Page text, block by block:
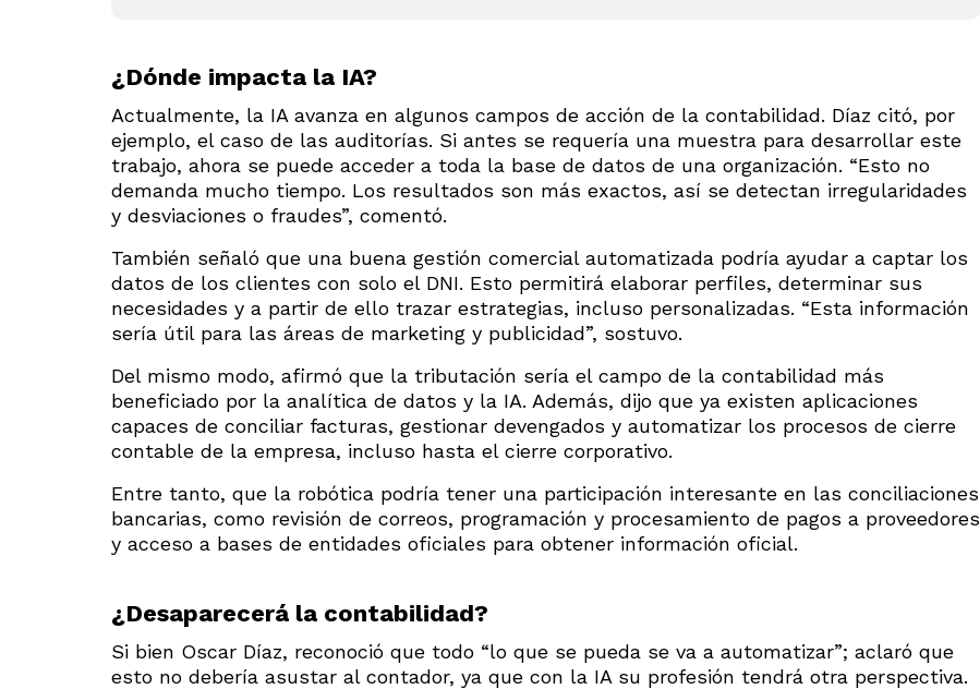
¿Dónde impacta la IA?
Actualmente, la IA avanza en algunos campos de acción de la contabilidad. Díaz citó, por
ejemplo, el caso de las auditorías. Si antes se requería una muestra para desarrollar este
trabajo, ahora se puede acceder a toda la base de datos de una organización. “Esto no
demanda mucho tiempo. Los resultados son más exactos, así se detectan irregularidades
y desviaciones o fraudes”, comentó.
También señaló que una buena gestión comercial automatizada podría ayudar a captar los
datos de los clientes con solo el DNI. Esto permitirá elaborar perfiles, determinar sus
necesidades y a partir de ello trazar estrategias, incluso personalizadas. “Esta información
sería útil para las áreas de marketing y publicidad”, sostuvo.
Del mismo modo, afirmó que la tributación sería el campo de la contabilidad más
beneficiado por la analítica de datos y la IA. Además, dijo que ya existen aplicaciones
capaces de conciliar facturas, gestionar devengados y automatizar los procesos de cierre
contable de la empresa, incluso hasta el cierre corporativo.
Entre tanto, que la robótica podría tener una participación interesante en las conciliaciones
bancarias, como revisión de correos, programación y procesamiento de pagos a proveedores
y acceso a bases de entidades oficiales para obtener información oficial.
¿Desaparecerá la contabilidad?
Si bien Oscar Díaz, reconoció que todo “lo que se pueda se va a automatizar”; aclaró que
esto no debería asustar al contador, ya que con la IA su profesión tendrá otra perspectiva.